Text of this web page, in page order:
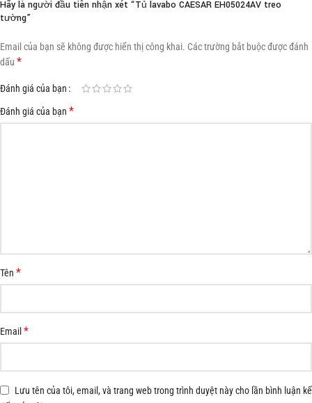
Hãy là người đầu tiên nhận xét “Tủ lavabo CAESAR EH05024AV treo
tường”
Email của bạn sẽ không được hiển thị công khai. Các trường bắt buộc được đánh
dấu *
Đánh giá của bạn
Đánh giá của bạn *
Tên *
Email*
Lưu tên của tôi, email, và trang web trong trình duyệt này cho lần bình luận kế